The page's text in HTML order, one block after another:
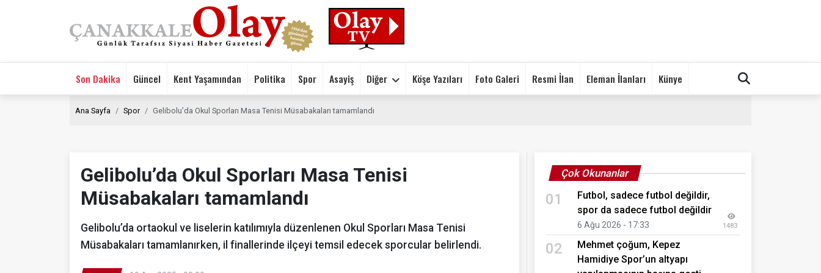
Son Dakika Güncel Kent Yaşamından Politika Spor Asayiş Diğer Köşe Yazıları Foto Galeri Resmi İlan Eleman İlanları Künye
Ana Sayfa Spor Gelibolu’da Okul Sporları Masa Tenisi Müsabakaları tamamlandı
Gelibolu’da Okul Sporları Masa Tenisi
Müsabakaları tamamlandı
Gelibolu’da ortaokul ve liselerin katılımıyla düzenlenen Okul Sporları Masa Tenisi
Müsabakaları tamamlanırken, il finallerinde ilçeyi temsil edecek sporcular belirlendi.
Çok Okunanlar
01
Futbol, sadece futbol değildir,
spor da sadece futbol değildir
6 Ağu 2026 - 17:33 1483
02
Mehmet çoğum, Kepez
Hamidiye Spor’un altyapı